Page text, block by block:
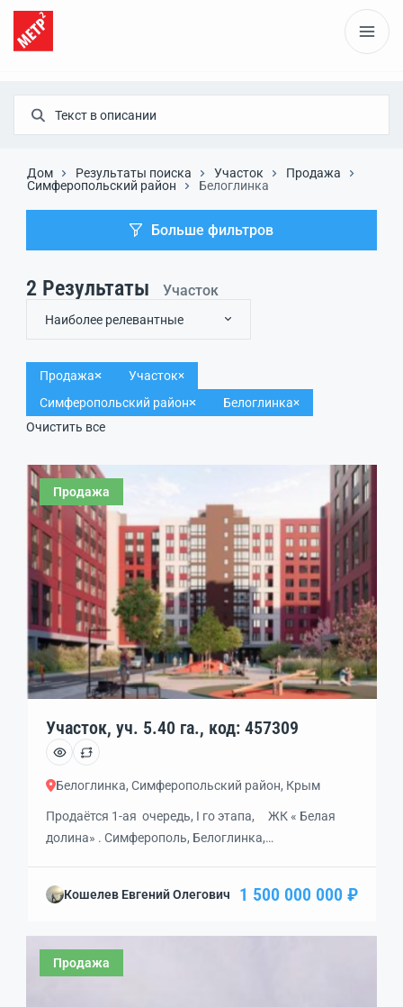
Дом Результаты поиска Участок
Продажа
Симферопольский район
Белоглинка
Больше фильтров
2 Результаты Участок
Наиболее релевантные
Продажа
Участок
Симферопольский район
Белоглинка
Очистить все
Продажа
Участок, уч. 5.40 га., код: 457309
Белоглинка, Симферопольский район, Крым
Продаётся 1-ая очередь, I го этапа, ЖК « Белая
долина» . Симферополь, Белоглинка,
геодезия, рабочий проект, экспертиза на выходе.
метров; вода, заведена; канализация (через […]
Кошелев Евгений Олегович 1 500 000 000 ₽
Продажа